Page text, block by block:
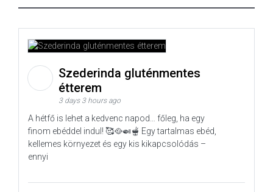
Szederinda gluténmentes
étterem
3 days 3 hours ago
A hétfő is lehet a kedvenc napod… főleg, ha egy
finom ebéddel indul! 🥰🥘🍛🫕 Egy tartalmas ebéd,
kellemes környezet és egy kis kikapcsolódás –
ennyi